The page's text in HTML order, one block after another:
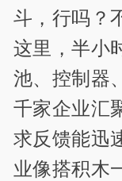
斗，行吗？
这里，半小
池、控制器
千家企业汇
求反馈能迅
业像搭积木